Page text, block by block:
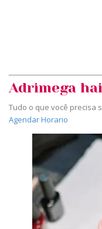
Adrimega
Tudo o que você precisa
Agendar Horario